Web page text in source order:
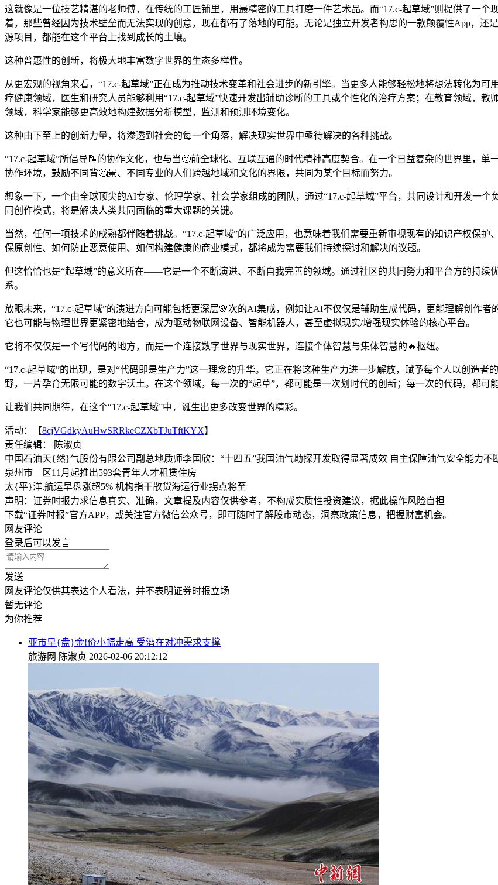
这就像是一位技艺精湛的老师傅，在传统的工匠铺里，用最精密的工具打磨一件艺术品。而“17.c-起草域”则提供了一
着，那些曾经因为技术壁垒而无法实现的创意，现在都有了落地的可能。无论是独立开发者构思的一款颠覆性App，还
源项目，都能在这个平台上找到成长的土壤。
这种普惠性的创新，将极大地丰富数字世界的生态多样性。
从更宏观的视角来看，“17.c-起草域”正在成为推动技术变革和社会进步的新引擎。当更多人能够轻松地将想法转化为
疗健康领域，医生和研究人员能够利用“17.c-起草域”快速开发出辅助诊断的工具或个性化的治疗方案；在教育领域，
领域，科学家能够更高效地构建数据分析模型，监测和预测环境变化。
这种由下至上的创新力量，将渗透到社会的每一个角落，解决现实世界中亟待解决的各种挑战。
“17.c-起草域”所倡导📝的协作文化，也与当🙂前全球化、互联互通的时代精神高度契合。在一个日益复杂的世界里，单
协作环境，鼓励不同背🤔景、不同专业的人们跨越地域和文化的界限，共同为某个目标而努力。
想象一下，一个由全球顶尖的AI专家、伦理学家、社会学家组成的团队，通过“17.c-起草域”平台，共同设计和开发一
同创作模式，将是解决人类共同面临的重大课题的关键。
当然，任何一项技术的成熟都伴随着挑战。“17.c-起草域”的广泛应用，也意味着我们需要重新审视现有的知识产权保
保原创性、如何防止恶意使用、如何构建健康的商业模式，都将成为需要我们持续探讨和解决的议题。
但这恰恰也是“起草域”的意义所在——它是一个不断演进、不断自我完善的领域。通过社区的共同努力和平台方的持续
系。
放眼未来，“17.c-起草域”的演进方向可能包括更深层🌸次的AI集成，例如让AI不仅仅是辅助生成代码，更能理解创作者
它也可能与物理世界更紧密地结合，成为驱动物联网设备、智能机器人，甚至虚拟现实/增强现实体验的核心平台。
它将不仅仅是一个写代码的地方，而是一个连接数字世界与现实世界，连接个体智慧与集体智慧的🔥枢纽。
“17.c-起草域”的出现，是对“代码即是生产力”这一理念的升华。它正在将这种生产力进一步解放，赋予每个人以创造
野，一片孕育无限可能的数字沃土。在这个领域，每一次的“起草”，都可能是一次划时代的创新；每一次的代码，都可
让我们共同期待，在这个“17.c-起草域”中，诞生出更多改变世界的精彩。
活动：【8cjVGdkyAuHwSRRkeCZXbTJuTftKYX】
责任编辑： 陈淑贞
中国石油天{然}气股份有限公司副总地质师李国欣：“十四五”我国油气勘探开发取得显著成效 自主保障油气安全能力不
泉州市—区11月起推出593套青年人才租赁住房
太{平}洋.航运早盘涨超5% 机构指干散货海运行业拐点将至
声明：证券时报力求信息真实、准确，文章提及内容仅供参考，不构成实质性投资建议，据此操作风险自担
下载“证券时报”官方APP，或关注官方微信公众号，即可随时了解股市动态，洞察政策信息，把握财富机会。
网友评论
登录后可以发言
发送
网友评论仅供其表达个人看法，并不表明证券时报立场
暂无评论
为你推荐
亚市早{盘}金!价小幅走高 受潜在对冲需求支撑
旅游网 陈淑贞 2026-02-06 20:12:12